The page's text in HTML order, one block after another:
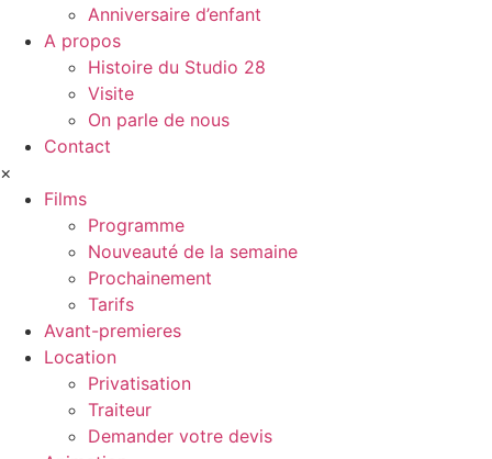
Anniversaire d’enfant
A propos
Histoire du Studio 28
Visite
On parle de nous
Contact
×
Films
Programme
Nouveauté de la semaine
Prochainement
Tarifs
Avant-premieres
Location
Privatisation
Traiteur
Demander votre devis